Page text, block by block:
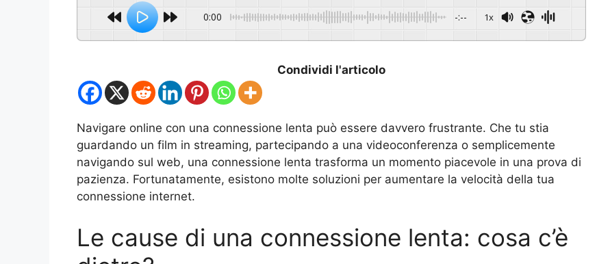
0:00 -:-- 1x
Condividi l'articolo
Navigare online con una connessione lenta può essere davvero frustrante. Che tu stia
guardando un film in streaming, partecipando a una videoconferenza o semplicemente
navigando sul web, una connessione lenta trasforma un momento piacevole in una prova di
pazienza. Fortunatamente, esistono molte soluzioni per aumentare la velocità della tua
connessione internet.
Le cause di una connessione lenta: cosa c’è